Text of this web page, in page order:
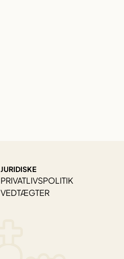
JURIDISKE
PRIVATLIVSPOLITIK
VEDTÆGTER